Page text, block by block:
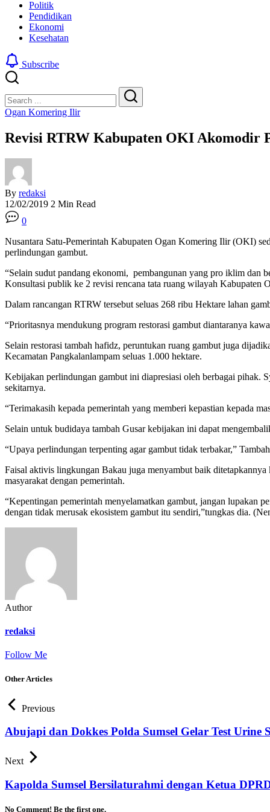
Politik
Pendidikan
Ekonomi
Kesehatan
Subscribe
Search
Search
Ogan Komering Ilir
Revisi RTRW Kabupaten OKI Akomodir
By redaksi
12/02/2019 2 Min Read
0
Nusantara Satu-Pemerintah Kabupaten Ogan Komering Ilir (OKI)
perlindungan gambut.
“Selain sudut pandang ekonomi, pembangunan yang pro iklim
Konsultasi publik ke 2 revisi rencana tata ruang wilayah
Dalam rancangan RTRW tersebut seluas 268 ribu Hektare lahan
“Prioritasnya mendukung program restorasi gambut diantaranya
Selain restorasi tambah hafidz, peruntukan ruang gambut juga
Kecamatan Pangkalanlampam seluas 1.000 hektare.
Kebijakan perlindungan gambut ini diapresiasi oleh berbagai pihak.
sekitarnya.
“Terimakasih kepada pemerintah yang memberi kepastian kepada
Selain untuk budidaya tambah Gusar kebijakan ini dapat
“Upaya perlindungan terpenting agar gambut tidak terbakar,”
Faisal aktivis lingkungan Bakau juga menyambut baik
masyarakat dengan pemerintah.
“Kepentingan pemerintah menyelamatkan gambut, jangan lupakan
dengan tidak merusak ekosistem gambut itu sendiri,”tungkas dia.
Author
redaksi
Follow Me
Other Articles
Previous
Abujapi dan Dokkes Polda Sumsel Gelar Test Urine
Next
Kapolda Sumsel Bersilaturahmi dengan Ketua
No Comment! Be the first one.